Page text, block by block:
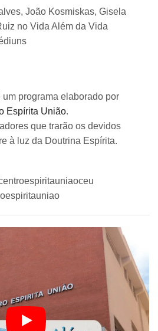
João Kosmiskas, Gisela
no Vida Além da Vida
programa elaborado por
Espírita União.
que trarão os devidos
à luz da Doutrina Espírita.